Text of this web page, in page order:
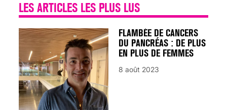
LES ARTICLES LES PLUS LUS
FLAMBÉE DE CANCERS
DU PANCRÉAS : DE PLUS
EN PLUS DE FEMMES
8 août 2023